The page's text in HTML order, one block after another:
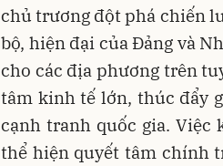
chủ trương đột phá chiến
bộ, hiện đại của Đảng và
cho các địa phương trên
tâm kinh tế lớn, thúc đẩy
cạnh tranh quốc gia. Việc
thể hiện quyết tâm chính